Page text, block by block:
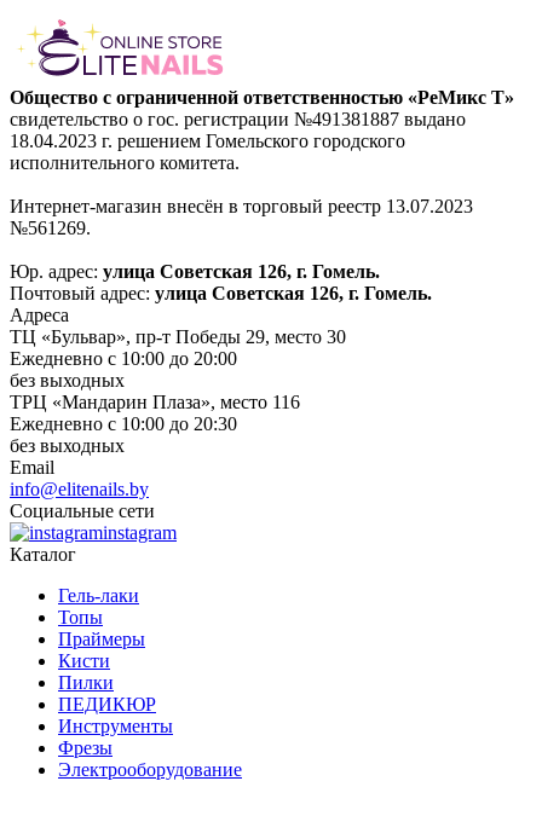
Общество с ограниченной ответственностью «РеМикс Т»
свидетельство о гос. регистрации №491381887 выдано
18.04.2023 г. решением Гомельского городского
исполнительного комитета.
Интернет-магазин внесён в торговый реестр 13.07.2023
№561269.
Юр. адрес: улица Советская 126, г. Гомель.
Почтовый адрес: улица Советская 126, г. Гомель.
Адреса
ТЦ «Бульвар», пр-т Победы 29, место 30
Ежедневно с 10:00 до 20:00
без выходных
ТРЦ «Мандарин Плаза», место 116
Ежедневно с 10:00 до 20:30
без выходных
Email
info@elitenails.by
Социальные сети
instagram
Каталог
Гель-лаки
Топы
Праймеры
Кисти
Пилки
ПЕДИКЮР
Инструменты
Фрезы
Электрооборудование